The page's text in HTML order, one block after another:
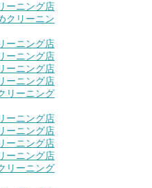
ーニング店
クリーニン
ーニング店
ーニング店
ーニング店
ーニング店
リーニング
ーニング店
ーニング店
ーニング店
ーニング店
リーニング